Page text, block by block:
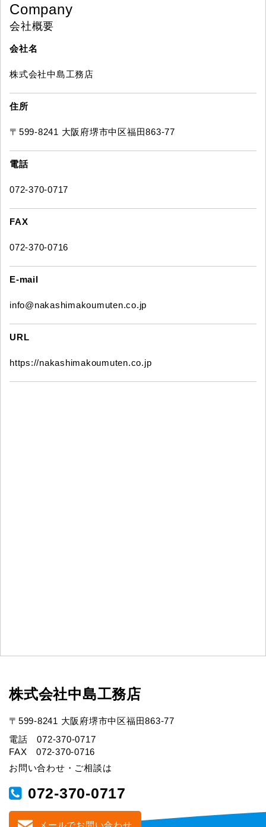
Company
会社概要
会社名
株式会社中島工務店
住所
〒599-8241 大阪府堺市中区福田863-77
電話
072-370-0717
FAX
072-370-0716
E-mail
info@nakashimakoumuten.co.jp
URL
https://nakashimakoumuten.co.jp
株式会社中島工務店
〒599-8241 大阪府堺市中区福田863-77
電話 072-370-0717
FAX 072-370-0716
お問い合わせ・ご相談は
072-370-0717
メールでお問い合わせ